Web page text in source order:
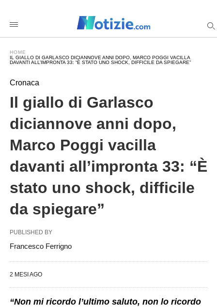
/2026/06/06/garlasco-
poggi-
quarto-
grado-
HOME
IL GIALLO DI GARLASCO DICIANNOVE ANNI DOPO, MARCO POGGI VACILLA
DAVANTI ALL’IMPRONTA 33: “È STATO UNO SHOCK, DIFFICILE DA SPIEGARE”
Cronaca
Il giallo di Garlasco
diciannove anni dopo,
Marco Poggi vacilla
davanti all’impronta 33: “È
stato uno shock, difficile
da spiegare”
PUBLISHED BY
Francesco Ferrigno
2 MESI AGO
“Non mi ricordo l’ultimo saluto, non lo ricordo